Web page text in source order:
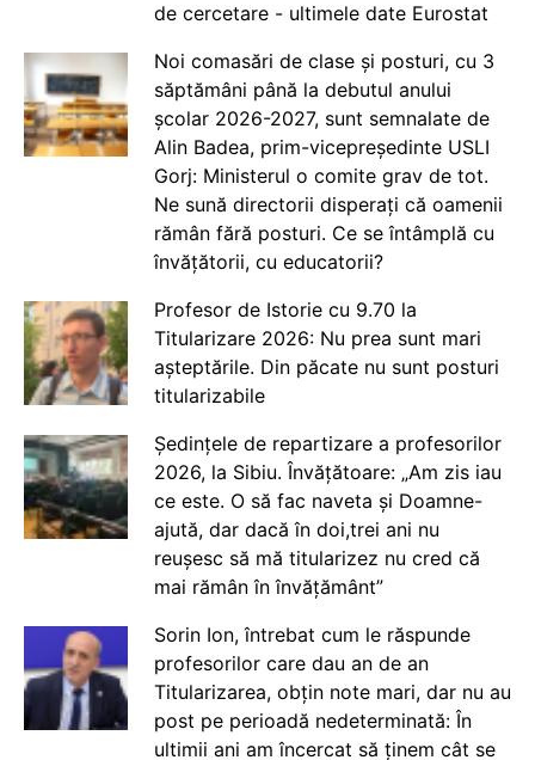
de cercetare - ultimele date Eurostat
Noi comasări de clase și posturi, cu 3
săptămâni până la debutul anului
școlar 2026-2027, sunt semnalate de
Alin Badea, prim-vicepreședinte USLI
Gorj: Ministerul o comite grav de tot.
Ne sună directorii disperați că oamenii
rămân fără posturi. Ce se întâmplă cu
învățătorii, cu educatorii?
Profesor de Istorie cu 9.70 la
Titularizare 2026: Nu prea sunt mari
așteptările. Din păcate nu sunt posturi
titularizabile
Ședințele de repartizare a profesorilor
2026, la Sibiu. Învățătoare: „Am zis iau
ce este. O să fac naveta și Doamne-
ajută, dar dacă în doi,trei ani nu
reușesc să mă titularizez nu cred că
mai rămân în învățământ”
Sorin Ion, întrebat cum le răspunde
profesorilor care dau an de an
Titularizarea, obțin note mari, dar nu au
post pe perioadă nedeterminată: În
ultimii ani am încercat să ținem cât se